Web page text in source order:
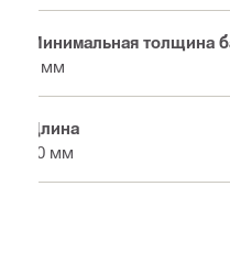
Минимальная толщина
6 мм
Длина
60 мм